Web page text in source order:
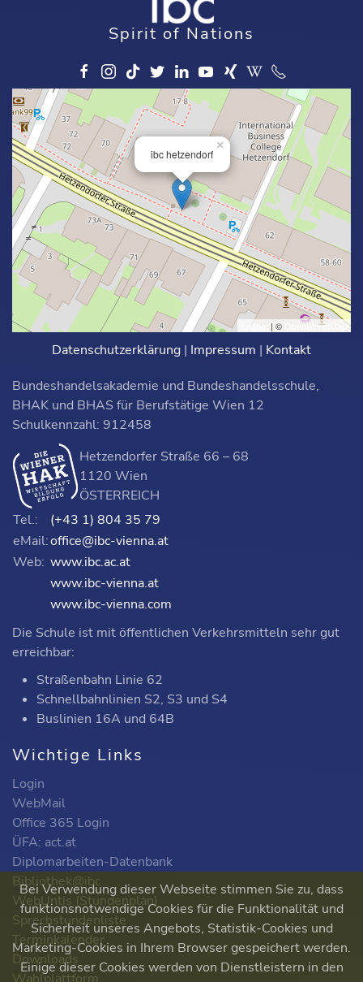
Spirit of Nations
ibc hetzendorf
×
Leaflet | © OpenStreetMap
Datenschutzerklärung | Impressum | Kontakt
Bundeshandelsakademie und Bundeshandelsschule,
BHAK und BHAS für Berufstätige Wien 12
Schulkennzahl: 912458
Hetzendorfer Straße 66 – 68
1120 Wien
ÖSTERREICH
Tel.:
(+43 1) 804 35 79
eMail:office@ibc-vienna.at
Web: www.ibc.ac.at
www.ibc-vienna.at
www.ibc-vienna.com
Die Schule ist mit öffentlichen Verkehrsmitteln sehr gut
erreichbar:
Straßenbahn Linie 62
Schnellbahnlinien S2, S3 und S4
Buslinien 16A und 64B
Wichtige Links
Login
WebMail
Office 365 Login
ÜFA: act.at
Diplomarbeiten-Datenbank
Bibliothek@ibc
WebUntis (Stundenplan)
Sprechstundenliste
Terminkalender
Downloads
Bei Verwendung dieser Webseite stimmen Sie zu, dass
funktionsnotwendige Cookies für die Funktionalität und
Sicherheit unseres Angebots, Statistik-Cookies und
Marketing-Cookies in Ihrem Browser gespeichert werden.
Einige dieser Cookies werden von Dienstleistern in den